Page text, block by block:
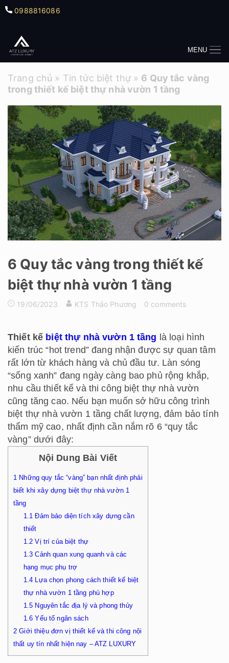
0988816086
MENU
Trang chủ » Tin tức biệt thự» 6 Quy tắc vàng
trong thiết kế biệt thự nhà vườn 1 tầng
6 Quy tắc vàng trong thiết kế
biệt thự nhà vườn 1 tầng
19/06/2023 KTS Thảo Phương 0 comments
Thiết kế biệt thự nhà vườn 1 tầng là loại hình
kiến trúc “hot trend” đang nhận được sự quan tâm
rất lớn từ khách hàng và chủ đầu tư. Làn sóng
“sống xanh” đang ngày càng bao phủ rộng khắp,
nhu cầu thiết kế và thi công biệt thự nhà vườn
cũng tăng cao. Nếu bạn muốn sở hữu công trình
biệt thự nhà vườn 1 tầng chất lượng, đảm bảo tính
thẩm mỹ cao, nhất định cần nắm rõ 6 “quy tắc
vàng” dưới đây:
Nội Dung Bài Viết
1 Những quy tắc “vàng” bạn nhất định phải
biết khi xây dựng biệt thự nhà vườn 1
tầng
1.1 Đảm bảo diện tích xây dựng cần
thiết
1.2 Vị trí của biệt thự
1.3 Cảnh quan xung quanh và các
hạng mục phụ trợ
1.4 Lựa chọn phong cách thiết kế biệt
thự nhà vườn 1 tầng phù hợp
1.5 Nguyên tắc địa lý và phong thủy
1.6 Yếu tố ngân sách
2 Giới thiệu đơn vị thiết kế và thi công nội
thất uy tín nhất hiện nay – ATZ LUXURY